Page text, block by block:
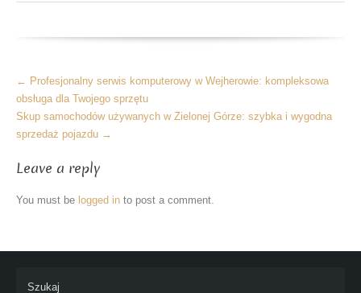
More
Articles
← Profesjonalny serwis komputerowy w Wejherowie: kompleksowa
obsługa dla Twojego sprzętu
Skup samochodów używanych w Zielonej Górze: szybka i wygodna
sprzedaż pojazdu →
Leave a reply
You must be logged in to post a comment.
Szukaj